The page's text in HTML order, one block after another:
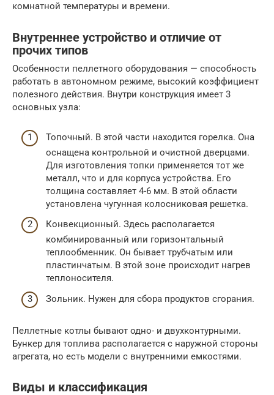
комнатной температуры и времени.
Внутреннее устройство и отличие от
прочих типов
Особенности пеллетного оборудования — способность
работать в автономном режиме, высокий коэффициент
полезного действия. Внутри конструкция имеет 3
основных узла:
Топочный. В этой части находится горелка. Она
оснащена контрольной и очистной дверцами.
Для изготовления топки применяется тот же
металл, что и для корпуса устройства. Его
толщина составляет 4-6 мм. В этой области
установлена чугунная колосниковая решетка.
Конвекционный. Здесь располагается
комбинированный или горизонтальный
теплообменник. Он бывает трубчатым или
пластинчатым. В этой зоне происходит нагрев
теплоносителя.
Зольник. Нужен для сбора продуктов сгорания.
Пеллетные котлы бывают одно- и двухконтурными.
Бункер для топлива располагается с наружной стороны
агрегата, но есть модели с внутренними емкостями.
Виды и классификация